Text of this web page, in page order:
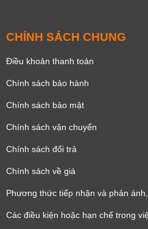
CHÍNH SÁCH CHUNG
Điều khoản thanh toán
Chính sách bảo hành
Chính sách bảo mật
Chính sách vận chuyển
Chính sách đổi trả
Chính sách về giá
Phương thức tiếp nhận và phản
Các điều kiện hoặc hạn chế trong